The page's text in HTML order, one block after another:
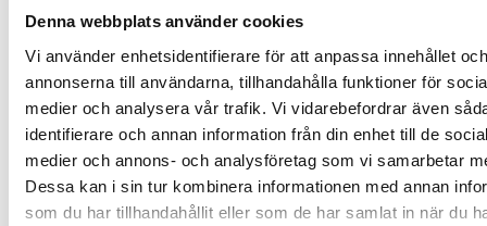
Denna webbplats använder cookies
Vi använder enhetsidentifierare för att anpassa innehållet och
annonserna till användarna, tillhandahålla funktioner för
medier och analysera vår trafik. Vi vidarebefordrar även
identifierare och annan information från din enhet till de
medier och annons- och analysföretag som vi samarbetar
Dessa kan i sin tur kombinera informationen med annan
som du har tillhandahållit eller som de har samlat in när du
borde välja beror såklart på din syn, men även
Läs mer